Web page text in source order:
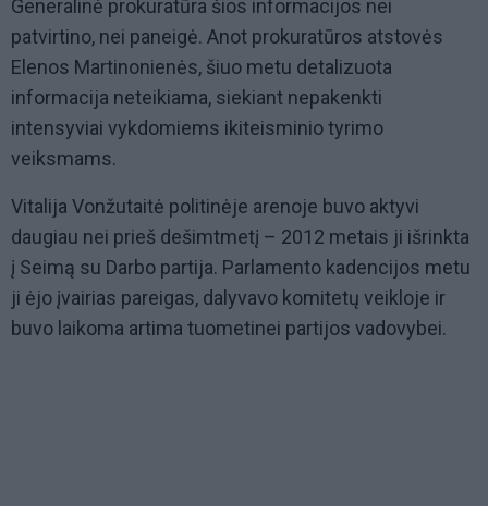
Generalinė prokuratūra šios informacijos nei
patvirtino, nei paneigė. Anot prokuratūros atstovės
Elenos Martinonienės, šiuo metu detalizuota
informacija neteikiama, siekiant nepakenkti
intensyviai vykdomiems ikiteisminio tyrimo
veiksmams.
Vitalija Vonžutaitė politinėje arenoje buvo aktyvi
daugiau nei prieš dešimtmetį – 2012 metais ji išrinkta
į Seimą su Darbo partija. Parlamento kadencijos metu
ji ėjo įvairias pareigas, dalyvavo komitetų veikloje ir
buvo laikoma artima tuometinei partijos vadovybei.